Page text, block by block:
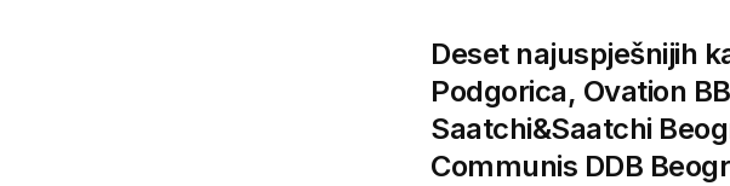
Deset najuspješnijih
Podgorica, Ovation
Saatchi&Saatchi
Communis DDB